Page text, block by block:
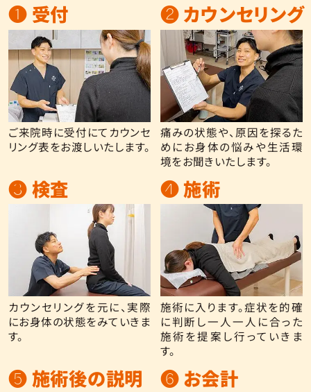
❶ 受付
ご来院時に受付にてカウンセ
リング表をお渡しいたします。
❷ カウンセリング
痛みの状態や、原因を探るた
めにお身体の悩みや生活環
境をお聞きいたします。
❸ 検査
カウンセリングを元に、実際
にお身体の状態をみていきま
す。
❹ 施術
施術に入ります。症状を的確
に判断し一人一人に合った
施術を提案し行っていきま
す。
❺ 施術後の説明 ❻ お会計